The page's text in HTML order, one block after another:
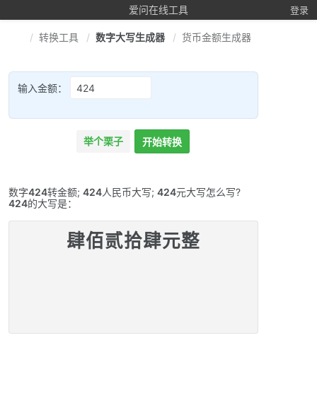
爱问在线工具 登录
转换工具 数字大写生成器 货币金额生成器
输入金额：
举个栗子 开始转换
数字424转金额; 424人民币大写; 424元大写怎么写?
424的大写是：
肆佰贰拾肆元整